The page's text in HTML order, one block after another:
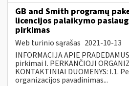
GB and Smith programų
licencijos palaikymo
pirkimas
Web turinio sąrašas 2021-10-13
INFORMACIJA APIE
pirkimai I. PERKANČIOJI
KONTAKTINIAI DUOMENYS: I.1.
organizacijos pavadinimas...